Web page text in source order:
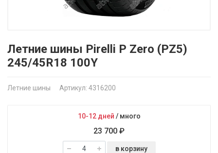
Летние шины Pirelli P Zero (PZ5)
245/45R18 100Y
Летние шины Артикул: 4316200
10-12 дней / много
23 700 ₽
в корзину